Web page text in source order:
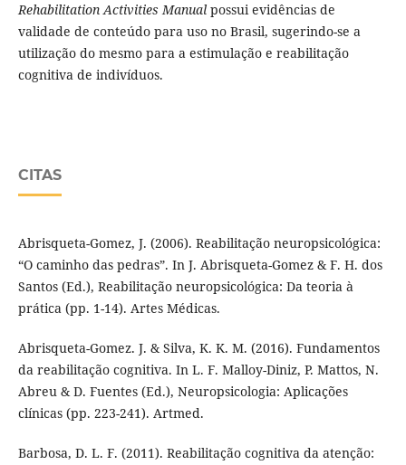
Rehabilitation Activities Manualpossui evidências de
validade de conteúdo para uso no Brasil, sugerindo-se a
utilização do mesmo para a estimulação e reabilitação
cognitiva de indivíduos.
CITAS
Abrisqueta-Gomez, J. (2006). Reabilitação neuropsicológica:
“O caminho das pedras”. In J. Abrisqueta-Gomez & F. H. dos
Santos (Ed.), Reabilitação neuropsicológica: Da teoria à
prática (pp. 1-14). Artes Médicas.
Abrisqueta-Gomez. J. & Silva, K. K. M. (2016). Fundamentos
da reabilitação cognitiva. In L. F. Malloy-Diniz, P. Mattos, N.
Abreu & D. Fuentes (Ed.), Neuropsicologia: Aplicações
clínicas (pp. 223-241). Artmed.
Barbosa, D. L. F. (2011). Reabilitação cognitiva da atenção: